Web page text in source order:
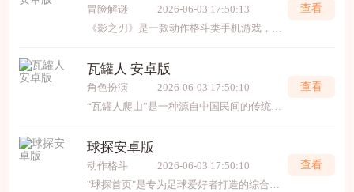
冒险解谜
2026-06-03 17:50:13
《影之刃》是一款动作格斗类手机游戏，融合了精彩的剧情和流畅的战斗体验。游戏中，玩家可以扮演武者，探索丰富的关卡和副本，体验多样的技能和招式，享受刺激的战斗快感。画面精美，音
查看
瓦罐人 安卓版
角色扮演
2026-06-03 17:50:10
“瓦罐人爬山”是一种源自中国民间的传统杂技表演，表演者需头顶或肩扛装满水的瓦罐，在不借助双手扶持的情况下攀爬陡峭的山坡或台阶。这一技艺考验平衡力、耐力和心理素质，稍有
查看
球探安卓版
动作格斗
2026-06-03 17:50:10
"球探首页"是专为足球爱好者打造的综合性体育资讯平台，提供全球赛事即时比分、赛程更新、数据分析及深度报道。首页整合五大联赛、欧冠等热门赛事动态，涵盖赛前预测、赛后复盘
查看